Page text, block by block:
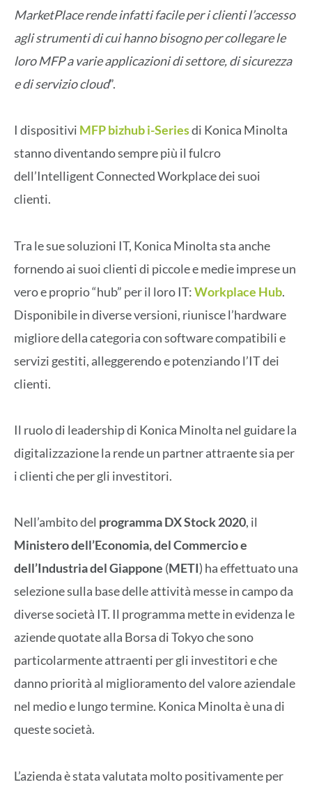
MarketPlace rende infatti facile per i clienti l’accesso
agli strumenti di cui hanno bisogno per collegare le
loro MFP a varie applicazioni di settore, di sicurezza
e di servizio cloud”.
I dispositivi MFP bizhub i-Seriesdi Konica Minolta
stanno diventando sempre più il fulcro
dell’Intelligent Connected Workplace dei suoi
clienti.
Tra le sue soluzioni IT, Konica Minolta sta anche
fornendo ai suoi clienti di piccole e medie imprese un
vero e proprio “hub” per il loro IT:Workplace Hub.
Disponibile in diverse versioni, riunisce l’hardware
migliore della categoria con software compatibili e
servizi gestiti, alleggerendo e potenziando l’IT dei
clienti.
Il ruolo di leadership di Konica Minolta nel guidare la
digitalizzazione la rende un partner attraente sia per
i clienti che per gli investitori.
Nell’ambito del programma DX Stock 2020, il
Ministero dell’Economia, del Commercio e
dell’Industria del Giappone (METI) ha effettuato una
selezione sulla base delle attività messe in campo da
diverse società IT. Il programma mette in evidenza le
aziende quotate alla Borsa di Tokyo che sono
particolarmente attraenti per gli investitori e che
danno priorità al miglioramento del valore aziendale
nel medio e lungo termine. Konica Minolta è una di
queste società.
L’azienda è stata valutata molto positivamente per